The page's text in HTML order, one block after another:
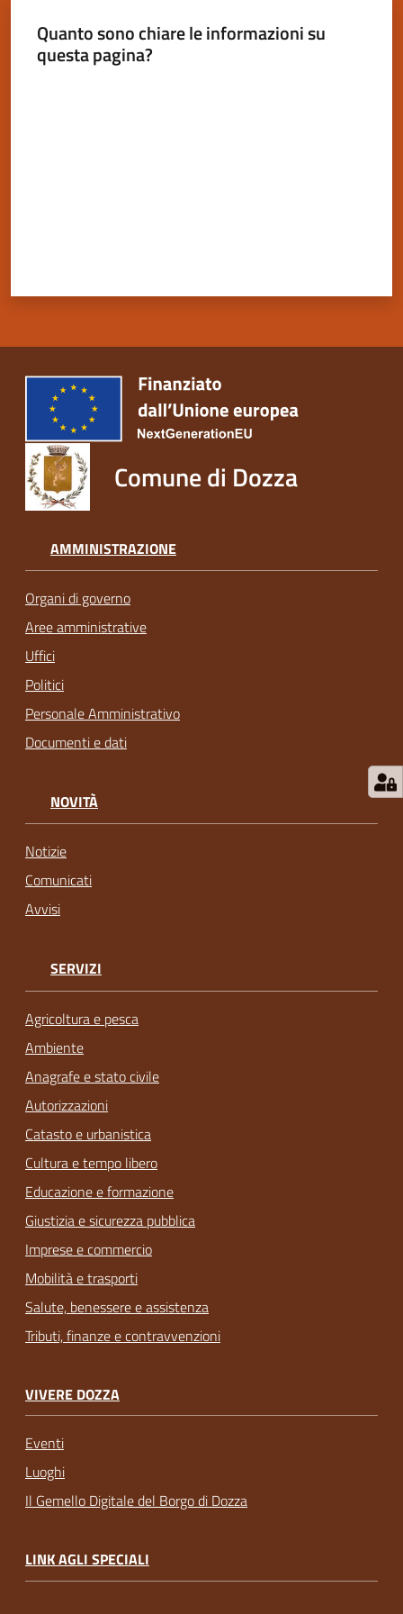
Quanto sono chiare le informazioni su
questa pagina?
Comune di Dozza
AMMINISTRAZIONE
Organi di governo
Aree amministrative
Uffici
Politici
Personale Amministrativo
Documenti e dati
NOVITÀ
Notizie
Comunicati
Avvisi
SERVIZI
Agricoltura e pesca
Ambiente
Anagrafe e stato civile
Autorizzazioni
Catasto e urbanistica
Cultura e tempo libero
Educazione e formazione
Giustizia e sicurezza pubblica
Imprese e commercio
Mobilità e trasporti
Salute, benessere e assistenza
Tributi, finanze e contravvenzioni
VIVERE DOZZA
Eventi
Luoghi
Il Gemello Digitale del Borgo di Dozza
LINK AGLI SPECIALI